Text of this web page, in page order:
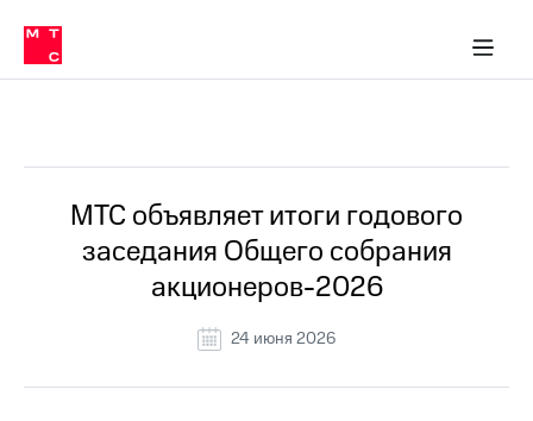
Медиа-центр
и акционерам
Устойчивое развитие
Комплаенс и деловая этика
компании
Карьера
История
компании
Руководство
информация
в МТС
Пресс-
релизы
о технологиях
МТС объявляет итоги годового
заседания Общего собрания
акционеров-2026
24 июня 2026